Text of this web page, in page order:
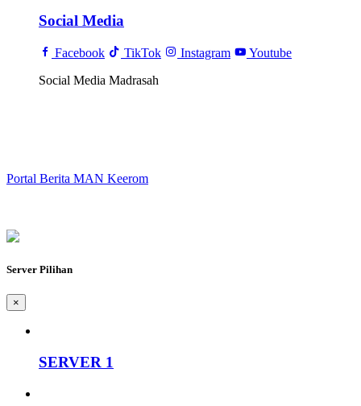
Social Media
Facebook TikTok Instagram
Youtube
Social Media Madrasah
Portal Berita MAN Keerom
Server Pilihan
×
SERVER 1